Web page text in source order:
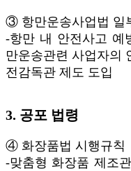
③ 항만운송사업법 일
-항만 내 안전사고 예
만운송관련 사업자의
전감독관 제도 도입
3. 공포 법령
④ 화장품법 시행규칙
-맞춤형 화장품 제조